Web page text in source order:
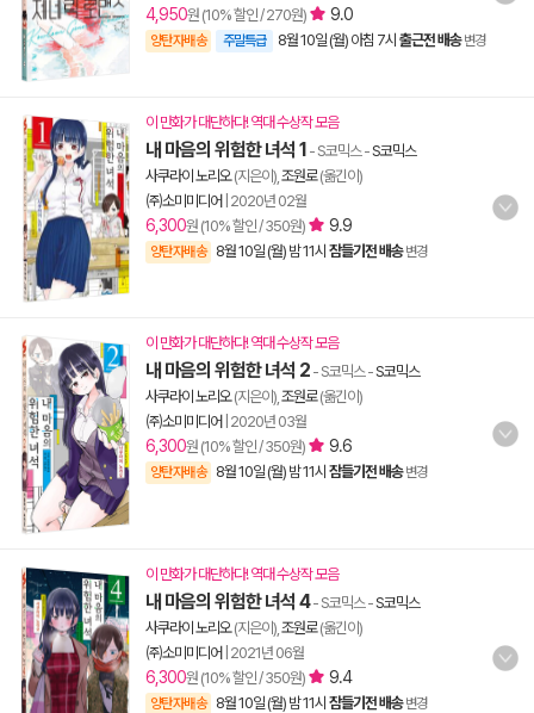
4,950원 (10% 할인 / 270원) 9.0
양탄자배송 주말특급 8월 10일 (월) 아침 7시 출근전 배송 변경
이 만화가 대단하다! 역대 수상작 모음
내 마음의 위험한 녀석 1 - S코믹스-S코믹스
사쿠라이 노리오(지은이), 조원로(옮긴이)
㈜소미미디어 2020년 02월
6,300원 (10% 할인 / 350원) 9.9
양탄자배송 8월 10일 (월) 밤 11시 잠들기전 배송 변경
이 만화가 대단하다! 역대 수상작 모음
내 마음의 위험한 녀석 2 - S코믹스-S코믹스
사쿠라이 노리오(지은이), 조원로(옮긴이)
㈜소미미디어 2020년 03월
6,300원 (10% 할인 / 350원) 9.6
양탄자배송 8월 10일 (월) 밤 11시 잠들기전 배송 변경
이 만화가 대단하다! 역대 수상작 모음
내 마음의 위험한 녀석 4- S코믹스-S코믹스
사쿠라이 노리오(지은이), 조원로(옮긴이)
㈜소미미디어 2021년 06월
6,300원 (10% 할인 / 350원) 9.4
양탄자배송 8월 10일 (월) 밤 11시 잠들기전 배송 변경